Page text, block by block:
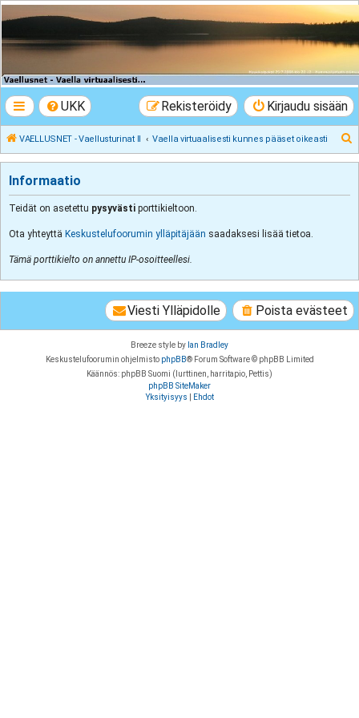
VAELLUSNET -
Vaellusturinat II
UKK Kirjaudu sisään
Rekisteröidy
VAELLUSNET - Vaellusturinat II Vaella virtuaalisesti kunnes pääset oikeasti
Informaatio
Teidät on asetettu pysyvästi porttikieltoon.
Ota yhteyttä Keskustelufoorumin ylläpitäjään saadaksesi lisää tietoa.
Tämä porttikielto on annettu IP-osoitteellesi.
Poista evästeet
Viesti Ylläpidolle
Breeze style by Ian Bradley
Keskustelufoorumin ohjelmisto phpBB® Forum Software © phpBB Limited
Käännös: phpBB Suomi (lurttinen, harritapio, Pettis)
phpBB SiteMaker
Yksityisyys
Ehdot